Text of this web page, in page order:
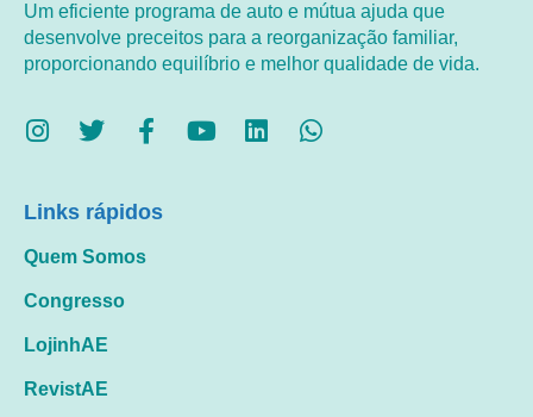
Um eficiente programa de auto e mútua ajuda que
desenvolve preceitos para a reorganização familiar,
proporcionando equilíbrio e melhor qualidade de vida.
Links rápidos
Quem Somos
Congresso
LojinhAE
RevistAE